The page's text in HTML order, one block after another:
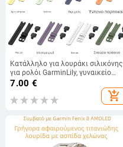
Κατάλληλο για λουράκι σιλικόνης
για ρολόι GarminLily, γυναικείο
αθλητικό βραχιόλι με εργαλείο
7.00 €
add_shopping_cart